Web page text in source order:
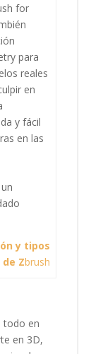
for
para
reales
en
y fácil
en las
y tipos
Zbrush
todo en
en 3D,